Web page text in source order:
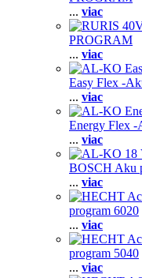
... viac
PROGRAM
... viac
Easy Flex -
... viac
Energy Flex -
... viac
BOSCH Aku
... viac
program 6020
... viac
program 5040
... viac